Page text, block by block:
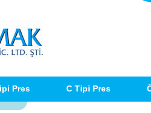
Pres C Tipi Pres